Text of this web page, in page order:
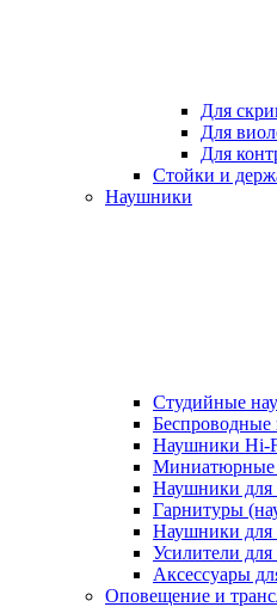
Для
Для
Для
Стойки и
Наушники
Студийные
Наушники Hi-
Миниатюрные
Наушники для
Гарнитуры
Наушники для
Усилители
Аксессуары
Оповещение и